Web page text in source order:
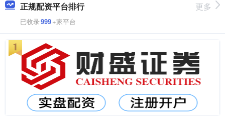
正规配资平台排行
已收录999+家平台
更多